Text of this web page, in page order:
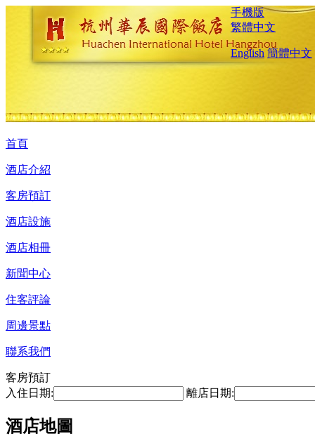
手機版
繁體中文
English 簡體中文
首頁
酒店介紹
客房預訂
酒店設施
酒店相冊
新聞中心
住客評論
周邊景點
聯系我們
客房預訂
入住日期:
離店日期:
酒店地圖